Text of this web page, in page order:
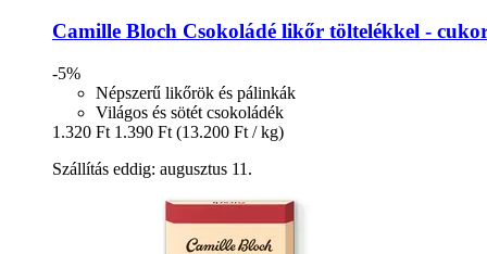
Camille Bloch Csokoládé likőr töltelékkel -​
-5%
Népszerű likőrök és pálinkák
Világos és sötét csokoládék
1.320 Ft 1.390 Ft (13.200 Ft / kg)
Szállítás eddig: augusztus 11.